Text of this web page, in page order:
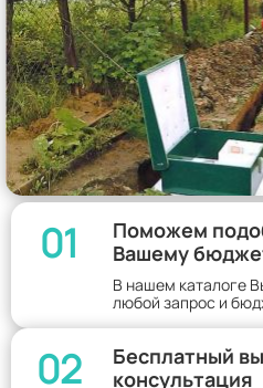
01
Поможем
Вашему
В нашем каталоге
любой запрос и
02
Бесплатный
консультация